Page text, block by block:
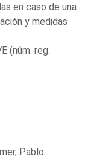
en caso de una
y medidas
(núm. reg.
Pablo